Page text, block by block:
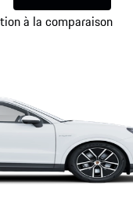
à la comparaison